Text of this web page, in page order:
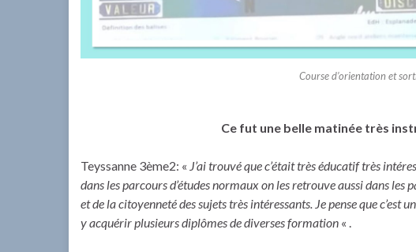
Course d’orientation et
Ce fut une belle matinée très
Teyssanne 3ème2: « J’ai trouvé que c’était très éducatif très
dans les parcours d’études normaux on les retrouve aussi dans
et de la citoyenneté des sujets très intéressants. Je pense que
y acquérir plusieurs diplômes de diverses formation « .